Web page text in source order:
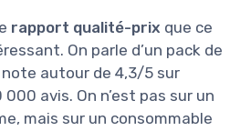
rapport qualité-prix que ce
On parle d’un pack de
autour de 4,3/5 sur
avis. On n’est pas sur un
mais sur un consommable